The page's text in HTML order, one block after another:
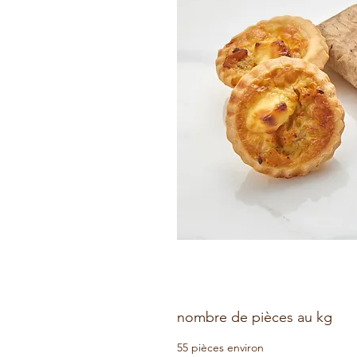
nombre de pièces au kg
55 pièces environ